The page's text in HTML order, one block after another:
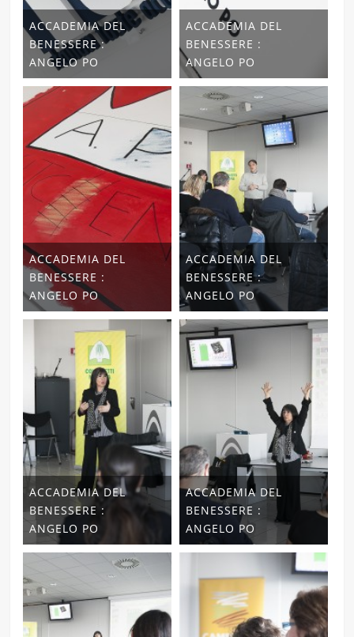
ACCADEMIA DEL
BENESSERE :
ANGELO PO
ACCADEMIA DEL
BENESSERE :
ANGELO PO
ACCADEMIA DEL
BENESSERE :
ANGELO PO
ACCADEMIA DEL
BENESSERE :
ANGELO PO
ACCADEMIA DEL
BENESSERE :
ANGELO PO
ACCADEMIA DEL
BENESSERE :
ANGELO PO